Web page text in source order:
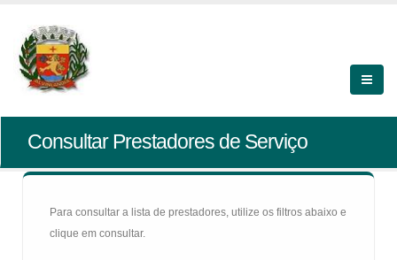
Consultar Prestadores de Serviço
Para consultar a lista de prestadores, utilize os filtros abaixo e
clique em consultar.